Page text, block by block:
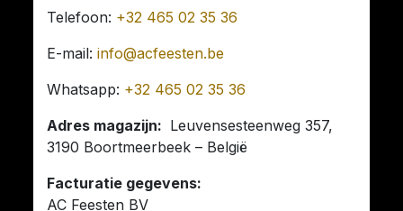
Telefoon: +32 465 02 35 36
E-mail:info@acfeesten.be
Whatsapp: +32 465 02 35 36
Adres magazijn: Leuvensesteenweg 357,
3190 Boortmeerbeek – België
Facturatie gegevens:
AC Feesten BV